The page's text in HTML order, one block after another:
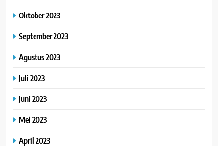
Oktober 2023
September 2023
Agustus 2023
Juli 2023
Juni 2023
Mei 2023
April 2023